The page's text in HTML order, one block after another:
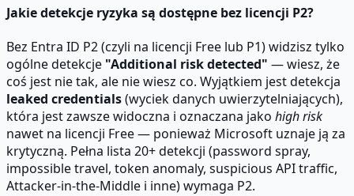
Jakie detekcje ryzyka są dostępne bez licencji P2?
Bez Entra ID P2 (czyli na licencji Free lub P1) widzisz tylko
ogólne detekcje "Additional risk detected" — wiesz, że
coś jest nie tak, ale nie wiesz co. Wyjątkiem jest detekcja
leaked credentials(wyciek danych uwierzytelniających),
która jest zawsze widoczna i oznaczana jako high risk
nawet na licencji Free — ponieważ Microsoft uznaje ją za
krytyczną. Pełna lista 20+ detekcji (password spray,
impossible travel, token anomaly, suspicious API traffic,
Attacker-in-the-Middle i inne) wymaga P2.